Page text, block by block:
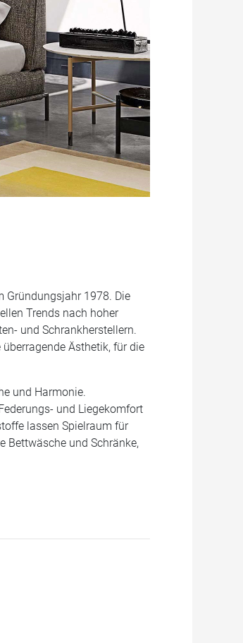
Gründungsjahr 1978. Die
Trends nach hoher
und Schrankherstellern.
Ästhetik, für die
und Harmonie.
und Liegekomfort
lassen Spielraum für
Bettwäsche und Schränke,